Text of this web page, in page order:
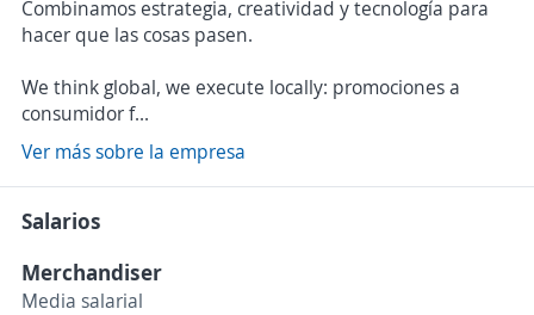
Combinamos estrategia, creatividad y tecnología para
hacer que las cosas pasen.
We think global, we execute locally: promociones a
consumidor f...
Ver más sobre la empresa
Salarios
Merchandiser
Media salarial